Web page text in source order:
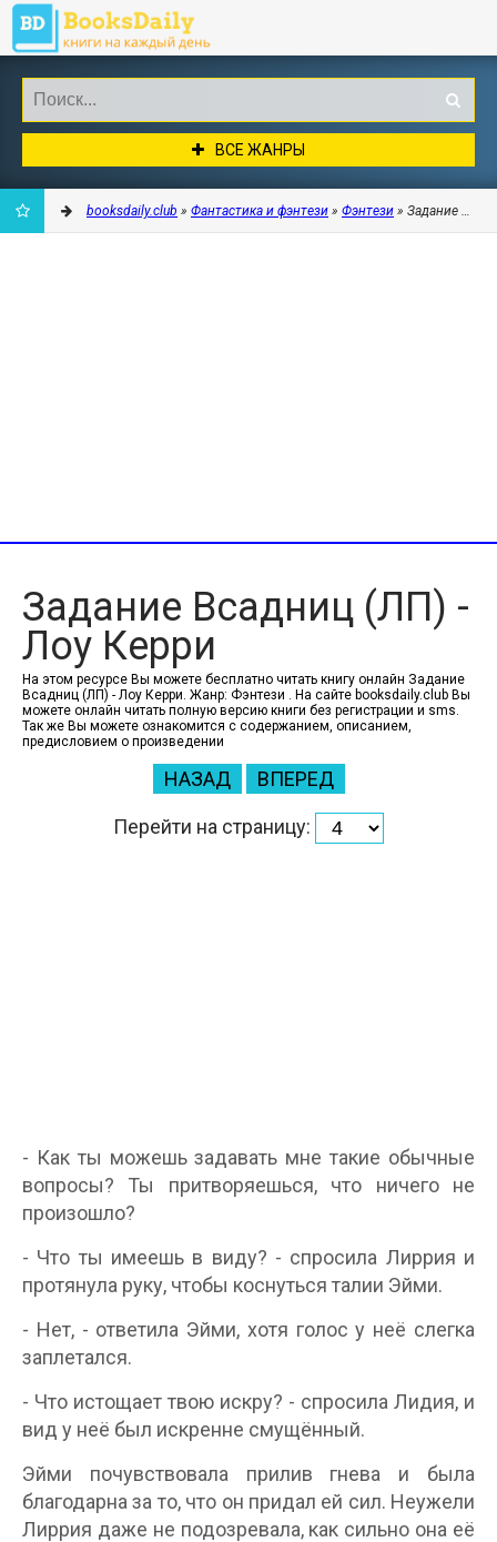
ВСЕ ЖАНРЫ
booksdaily.club » Фантастика и фэнтези » Фэнтези » Задание
Задание Всадниц (ЛП) -
Лоу Керри
На этом ресурсе Вы можете бесплатно читать книгу онлайн Задание
Всадниц (ЛП) - Лоу Керри. Жанр: Фэнтези . На сайте booksdaily.club Вы
можете онлайн читать полную версию книги без регистрации и sms.
Так же Вы можете ознакомится с содержанием, описанием,
предисловием о произведении
НАЗАД ВПЕРЕД
Перейти на страницу:
- Как ты можешь задавать мне такие обычные
вопросы? Ты притворяешься, что ничего не
произошло?
- Что ты имеешь в виду? - спросила Лиррия и
протянула руку, чтобы коснуться талии Эйми.
- Нет, - ответила Эйми, хотя голос у неё слегка
заплетался.
- Что истощает твою искру? - спросила Лидия, и
вид у неё был искренне смущённый.
Эйми почувствовала прилив гнева и была
благодарна за то, что он придал ей сил. Неужели
Лиррия даже не подозревала, как сильно она её